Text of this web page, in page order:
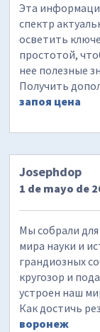
Эта
спектр
осветить
простотой,
нее полезные
Получить
запоя цена
Josephdop
1 de mayo de
Мы собрали
мира науки и
грандиозных
кругозор и
устроен наш
Как достичь
воронеж